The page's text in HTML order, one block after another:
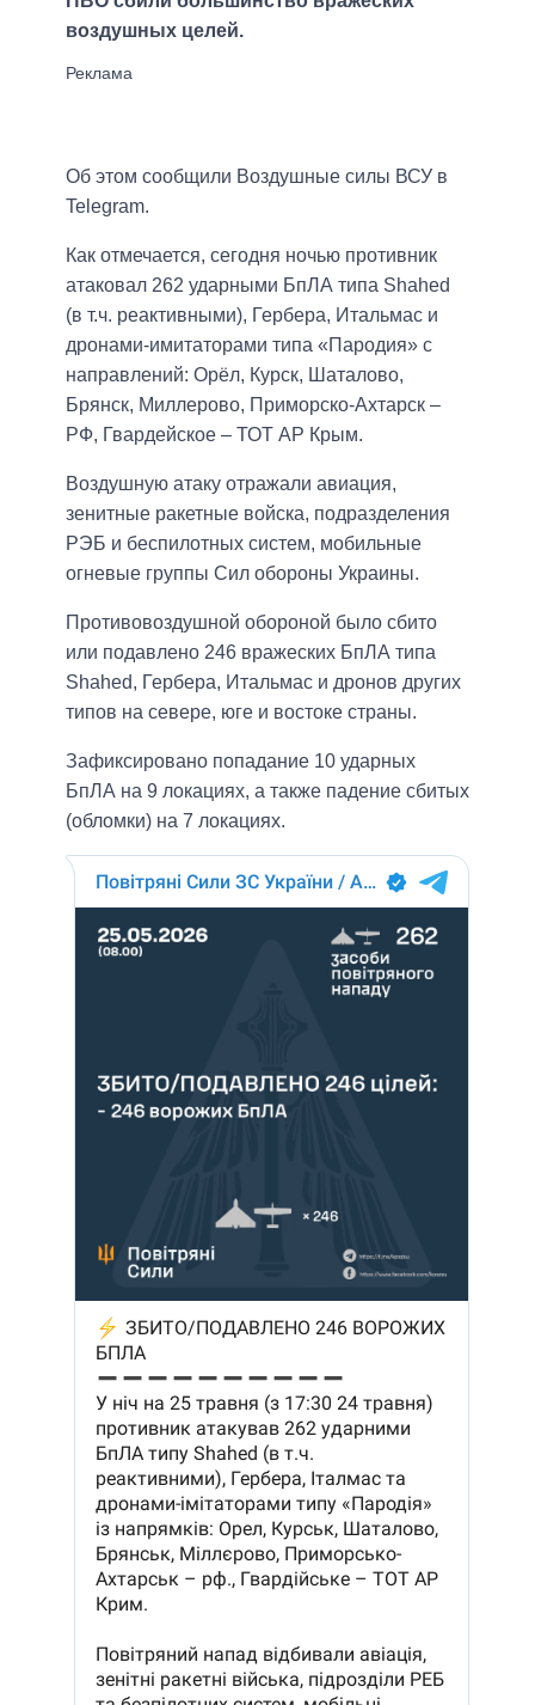
воздушных целей.
Об этом сообщили Воздушные силы ВСУ в
Telegram.
Как отмечается, сегодня ночью противник
атаковал 262 ударными БпЛА типа Shahed
(в т.ч. реактивными), Гербера, Итальмас и
дронами-имитаторами типа «Пародия» с
направлений: Орёл, Курск, Шаталово,
Брянск, Миллерово, Приморско-Ахтарск –
РФ, Гвардейское – ТОТ АР Крым.
Воздушную атаку отражали авиация,
зенитные ракетные войска, подразделения
РЭБ и беспилотных систем, мобильные
огневые группы Сил обороны Украины.
Противовоздушной обороной было сбито
или подавлено 246 вражеских БпЛА типа
Shahed, Гербера, Итальмас и дронов других
типов на севере, юге и востоке страны.
Зафиксировано попадание 10 ударных
БпЛА на 9 локациях, а также падение сбитых
(обломки) на 7 локациях.